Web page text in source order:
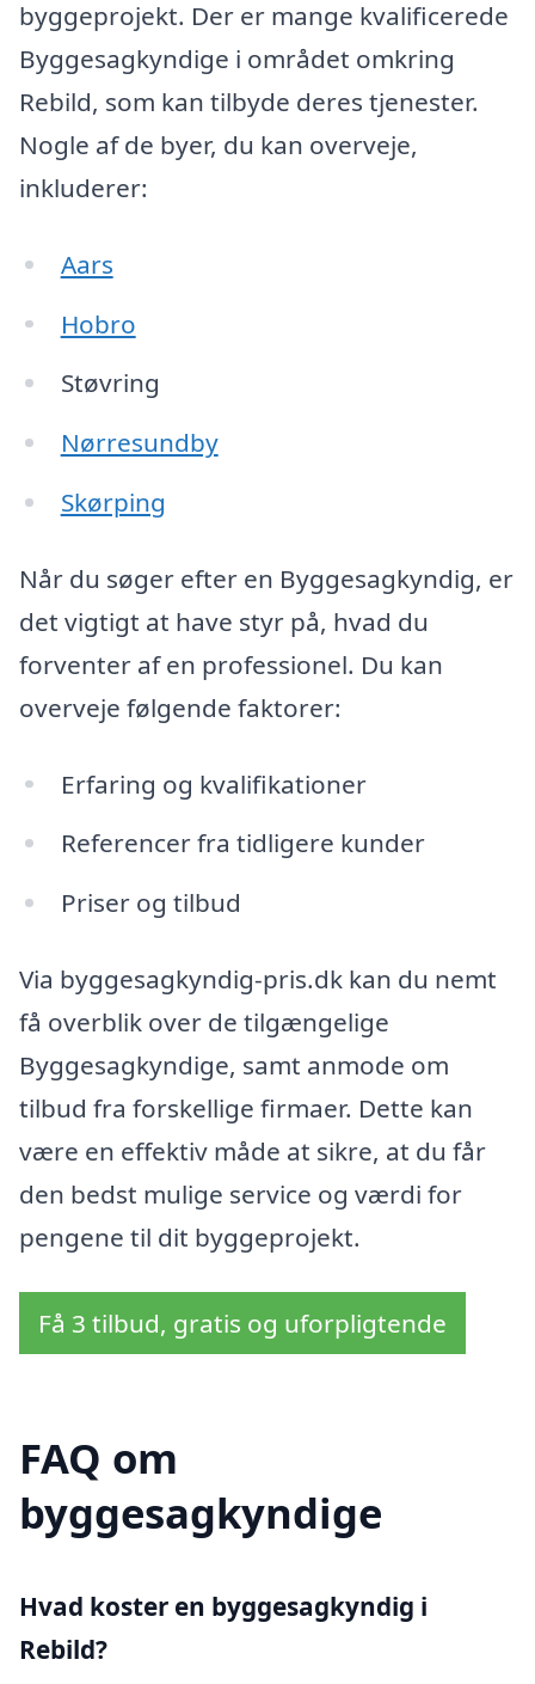
byggeprojekt. Der er mange kvalificerede
Byggesagkyndige i området omkring
Rebild, som kan tilbyde deres tjenester.
Nogle af de byer, du kan overveje,
inkluderer:
Aars
Hobro
Støvring
Nørresundby
Skørping
Når du søger efter en Byggesagkyndig, er
det vigtigt at have styr på, hvad du
forventer af en professionel. Du kan
overveje følgende faktorer:
Erfaring og kvalifikationer
Referencer fra tidligere kunder
Priser og tilbud
Via byggesagkyndig-pris.dk kan du nemt
få overblik over de tilgængelige
Byggesagkyndige, samt anmode om
tilbud fra forskellige firmaer. Dette kan
være en effektiv måde at sikre, at du får
den bedst mulige service og værdi for
pengene til dit byggeprojekt.
Få 3 tilbud, gratis og uforpligtende
FAQ om
byggesagkyndige
Hvad koster en byggesagkyndig i
Rebild?